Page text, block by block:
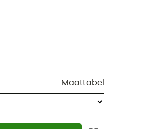
Maattabel